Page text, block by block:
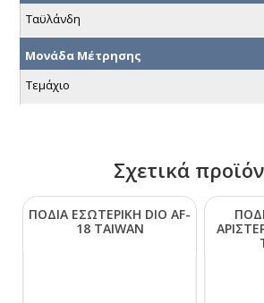
Ταϋλάνδη
Μονάδα Μέτρησης
Τεμάχιο
Σχετικά
ΠΟΔΙΑ ΕΣΩΤΕΡΙΚΗ DΙΟ ΑF-
18 ΤΑΙWΑΝ